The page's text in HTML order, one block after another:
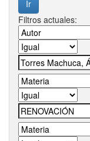
Filtros actuales: